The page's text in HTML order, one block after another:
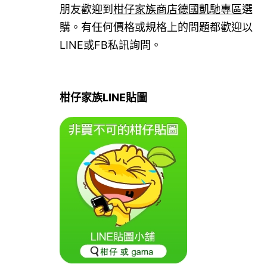
朋友歡迎到 柑仔家族商店德國凱馳專區選
購。有任何價格或規格上的問題都歡迎以
LINE或FB私訊詢問。
柑仔家族LINE貼圖